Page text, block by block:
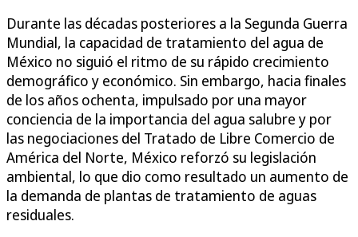
Durante las décadas posteriores a la Segunda Guerra
Mundial, la capacidad de tratamiento del agua de
México no siguió el ritmo de su rápido crecimiento
demográfico y económico. Sin embargo, hacia finales
de los años ochenta, impulsado por una mayor
conciencia de la importancia del agua salubre y por
las negociaciones del Tratado de Libre Comercio de
América del Norte, México reforzó su legislación
ambiental, lo que dio como resultado un aumento de
la demanda de plantas de tratamiento de aguas
residuales.